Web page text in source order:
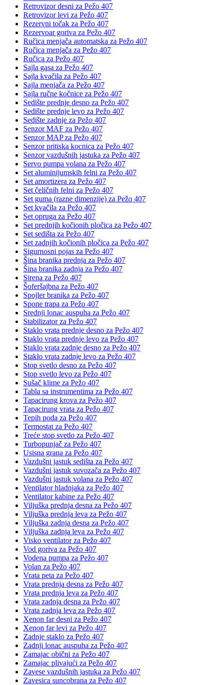
Retrovizor desni za Pežo 407
Retrovizor levi za Pežo 407
Rezervni točak za Pežo 407
Rezervoar goriva za Pežo 407
Ručica menjača automatska za Pežo 407
Ručica menjača za Pežo 407
Ručica za Pežo 407
Sajla gasa za Pežo 407
Sajla kvačila za Pežo 407
Sajla menjača za Pežo 407
Sajla ručne kočnice za Pežo 407
Sedište prednje desno za Pežo 407
Sedište prednje levo za Pežo 407
Sedište zadnje za Pežo 407
Senzor MAF za Pežo 407
Senzor MAP za Pežo 407
Senzor pritiska kocnica za Pežo 407
Senzor vazdušnih jastuka za Pežo 407
Servo pumpa volana za Pežo 407
Set aluminijumskih felni za Pežo 407
Set amortizera za Pežo 407
Set čeličnih felni za Pežo 407
Set guma (razne dimenzije) za Pežo 407
Set kvačila za Pežo 407
Set opruga za Pežo 407
Set prednjih kočionih pločica za Pežo 407
Set sedišta za Pežo 407
Set zadnjih kočionih pločica za Pežo 407
Sigurnosni pojas za Pežo 407
Šina branika prednja za Pežo 407
Šina branika zadnja za Pežo 407
Sirena za Pežo 407
Šoferšajbna za Pežo 407
Spojler branika za Pežo 407
Spone trapa za Pežo 407
Srednji lonac auspuha za Pežo 407
Stabilizator za Pežo 407
Staklo vrata prednje desno za Pežo 407
Staklo vrata prednje levo za Pežo 407
Staklo vrata zadnje desno za Pežo 407
Staklo vrata zadnje levo za Pežo 407
Stop svetlo desno za Pežo 407
Stop svetlo levo za Pežo 407
Sušač klime za Pežo 407
Tabla sa instrumentima za Pežo 407
Tapacirung krova za Pežo 407
Tapacirung vrata za Pežo 407
Tepih poda za Pežo 407
Termostat za Pežo 407
Treće stop svetlo za Pežo 407
Turbopunjač za Pežo 407
Usisna grana za Pežo 407
Vazdušni jastuk sedišta za Pežo 407
Vazdušni jastuk suvozača za Pežo 407
Vazdušni jastuk volana za Pežo 407
Ventilator hladnjaka za Pežo 407
Ventilator kabine za Pežo 407
Viljuška prednja desna za Pežo 407
Viljuška prednja leva za Pežo 407
Viljuška zadnja desna za Pežo 407
Viljuška zadnja leva za Pežo 407
Visko ventilator za Pežo 407
Vod goriva za Pežo 407
Vodena pumpa za Pežo 407
Volan za Pežo 407
Vrata peta za Pežo 407
Vrata prednja desna za Pežo 407
Vrata prednja leva za Pežo 407
Vrata zadnja desna za Pežo 407
Vrata zadnja leva za Pežo 407
Xenon far desni za Pežo 407
Xenon far levi za Pežo 407
Zadnje staklo za Pežo 407
Zadnji lonac auspuha za Pežo 407
Zamajac obični za Pežo 407
Zamajac plivajući za Pežo 407
Zavese vazdušnih jastuka za Pežo 407
Zavesica suncobrana za Pežo 407